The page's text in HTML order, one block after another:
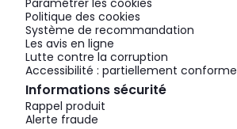
Paramétrer les cookies
Politique des cookies
Système de recommandation
Les avis en ligne
Lutte contre la corruption
Accessibilité : partiellement conforme
Informations sécurité
Rappel produit
Alerte fraude